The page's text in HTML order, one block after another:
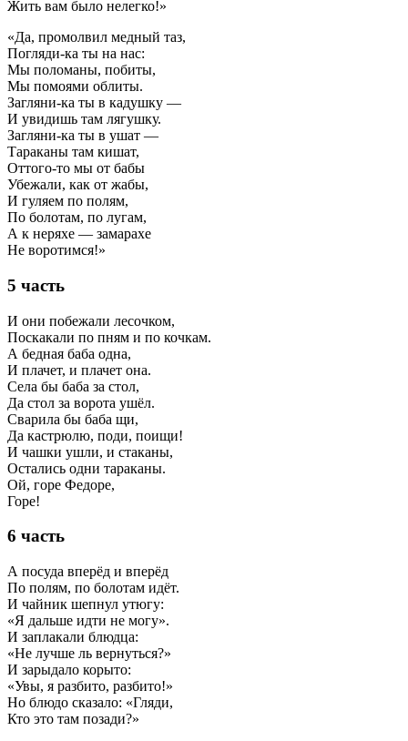
Жить вам было нелегко!»
«Да, промолвил медный таз,
Погляди-ка ты на нас:
Мы поломаны, побиты,
Мы помоями облиты.
Загляни-ка ты в кадушку —
И увидишь там лягушку.
Загляни-ка ты в ушат —
Тараканы там кишат,
Оттого-то мы от бабы
Убежали, как от жабы,
И гуляем по полям,
По болотам, по лугам,
А к неряхе — замарахе
Не воротимся!»
5 часть
И они побежали лесочком,
Поскакали по пням и по кочкам.
А бедная баба одна,
И плачет, и плачет она.
Села бы баба за стол,
Да стол за ворота ушёл.
Сварила бы баба щи,
Да кастрюлю, поди, поищи!
И чашки ушли, и стаканы,
Остались одни тараканы.
Ой, горе Федоре,
Горе!
6 часть
А посуда вперёд и вперёд
По полям, по болотам идёт.
И чайник шепнул утюгу:
«Я дальше идти не могу».
И заплакали блюдца:
«Не лучше ль вернуться?»
И зарыдало корыто:
«Увы, я разбито, разбито!»
Но блюдо сказало: «Гляди,
Кто это там позади?»